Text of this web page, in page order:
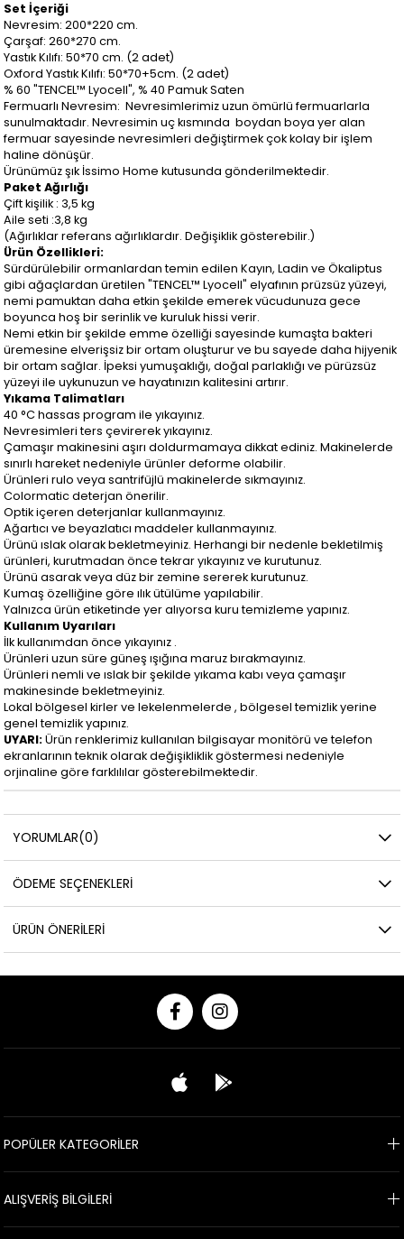
Set İçeriği
Nevresim: 200*220 cm.
Çarşaf: 260*270 cm.
Yastık Kılıfı: 50*70 cm. (2 adet)
Oxford Yastık Kılıfı: 50*70+5cm. (2 adet)
% 60 "TENCEL™ Lyocell", % 40 Pamuk Saten
Fermuarlı Nevresim: Nevresimlerimiz uzun ömürlü fermuarlarla
sunulmaktadır. Nevresimin uç kısmında boydan boya yer alan
fermuar sayesinde nevresimleri değiştirmek çok kolay bir işlem
haline dönüşür.
Ürünümüz şık İssimo Home kutusunda gönderilmektedir.
Paket Ağırlığı
Çift kişilik : 3,5 kg
Aile seti :3,8 kg
(Ağırlıklar referans ağırlıklardır. Değişiklik gösterebilir.)
Ürün Özellikleri:
Sürdürülebilir ormanlardan temin edilen Kayın, Ladin ve Ökaliptus
gibi ağaçlardan üretilen "TENCEL™ Lyocell" elyafının prüzsüz yüzeyi,
nemi pamuktan daha etkin şekilde emerek vücudunuza gece
boyunca hoş bir serinlik ve kuruluk hissi verir.
Nemi etkin bir şekilde emme özelliği sayesinde kumaşta bakteri
üremesine elverişsiz bir ortam oluşturur ve bu sayede daha hijyenik
bir ortam sağlar. İpeksi yumuşaklığı, doğal parlaklığı ve pürüzsüz
yüzeyi ile uykunuzun ve hayatınızın kalitesini artırır.
Yıkama Talimatları
40 °C hassas program ile yıkayınız.
Nevresimleri ters çevirerek yıkayınız.
Çamaşır makinesini aşırı doldurmamaya dikkat ediniz. Makinelerde
sınırlı hareket nedeniyle ürünler deforme olabilir.
Ürünleri rulo veya santrifüjlü makinelerde sıkmayınız.
Colormatic deterjan önerilir.
Optik içeren deterjanlar kullanmayınız.
Ağartıcı ve beyazlatıcı maddeler kullanmayınız.
Ürünü ıslak olarak bekletmeyiniz. Herhangi bir nedenle bekletilmiş
ürünleri, kurutmadan önce tekrar yıkayınız ve kurutunuz.
Ürünü asarak veya düz bir zemine sererek kurutunuz.
Kumaş özelliğine göre ılık ütülüme yapılabilir.
Yalnızca ürün etiketinde yer alıyorsa kuru temizleme yapınız.
Kullanım Uyarıları
İlk kullanımdan önce yıkayınız .
Ürünleri uzun süre güneş ışığına maruz bırakmayınız.
Ürünleri nemli ve ıslak bir şekilde yıkama kabı veya çamaşır
makinesinde bekletmeyiniz.
Lokal bölgesel kirler ve lekelenmelerde , bölgesel temizlik yerine
genel temizlik yapınız.
UYARI:Ürün renklerimiz kullanılan bilgisayar monitörü ve telefon
ekranlarının teknik olarak değişikliklik göstermesi nedeniyle
orjinaline göre farklılılar gösterebilmektedir.
YORUMLAR(0)
ÖDEME SEÇENEKLERI
ÜRÜN ÖNERILERI
POPÜLER KATEGORİLER
ALIŞVERİŞ BİLGİLERİ